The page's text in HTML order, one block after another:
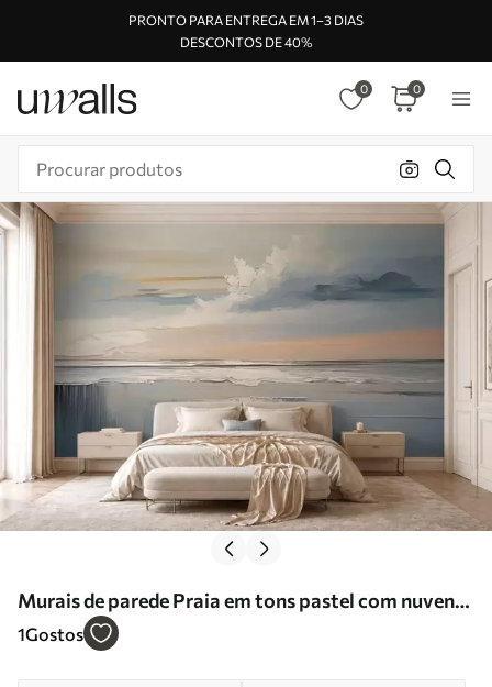
PRONTO PARA ENTREGA EM 1–3 DIAS
DESCONTOS DE 40%
0 0
Murais de parede Praia em tons pastel com nuvens
e reflexos na água Nr. w05687
1Gostos